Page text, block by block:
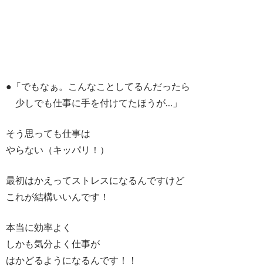
●「でもなぁ。こんなことしてるんだったら
少しでも仕事に手を付けてたほうが…」
そう思っても仕事は
やらない（キッパリ！）
最初はかえってストレスになるんですけど
これが結構いいんです！
本当に効率よく
しかも気分よく仕事が
はかどるようになるんです！！